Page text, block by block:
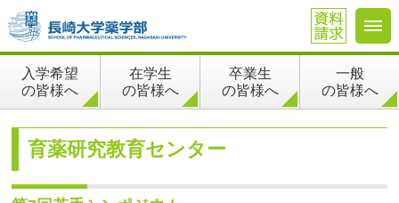
入学希望
の皆様へ
在学生
の皆様へ
卒業生
の皆様へ
一般
の皆様へ
育薬研究教育センター